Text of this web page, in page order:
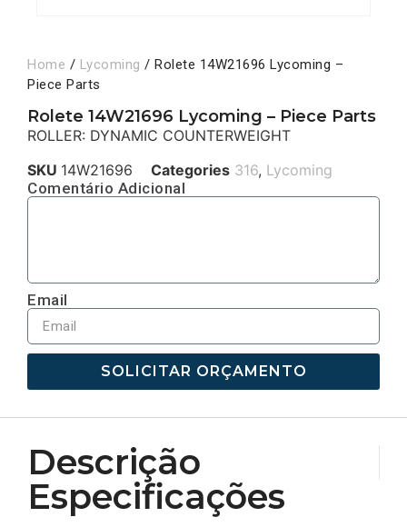
Home / Lycoming / Rolete 14W21696 Lycoming –
Piece Parts
Rolete 14W21696 Lycoming – Piece Parts
ROLLER: DYNAMIC COUNTERWEIGHT
SKU 14W21696 Categories 316, Lycoming
Comentário Adicional
Email
SOLICITAR ORÇAMENTO
Descrição
Especificações